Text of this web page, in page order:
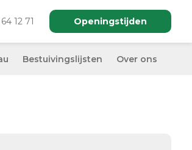
12 71 Openingstijden
Bestuivingslijsten Over ons